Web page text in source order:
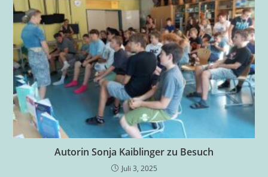
Autorin Sonja Kaiblinger zu Besuch
Juli 3, 2025